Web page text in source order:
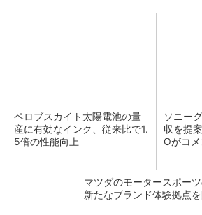
ペロブスカイト太陽電池の量
産に有効なインク、従来比で1.
5倍の性能向上
ソニー
収を提
Oがコメ
マツダのモータースポーツ
新たなブランド体験拠点